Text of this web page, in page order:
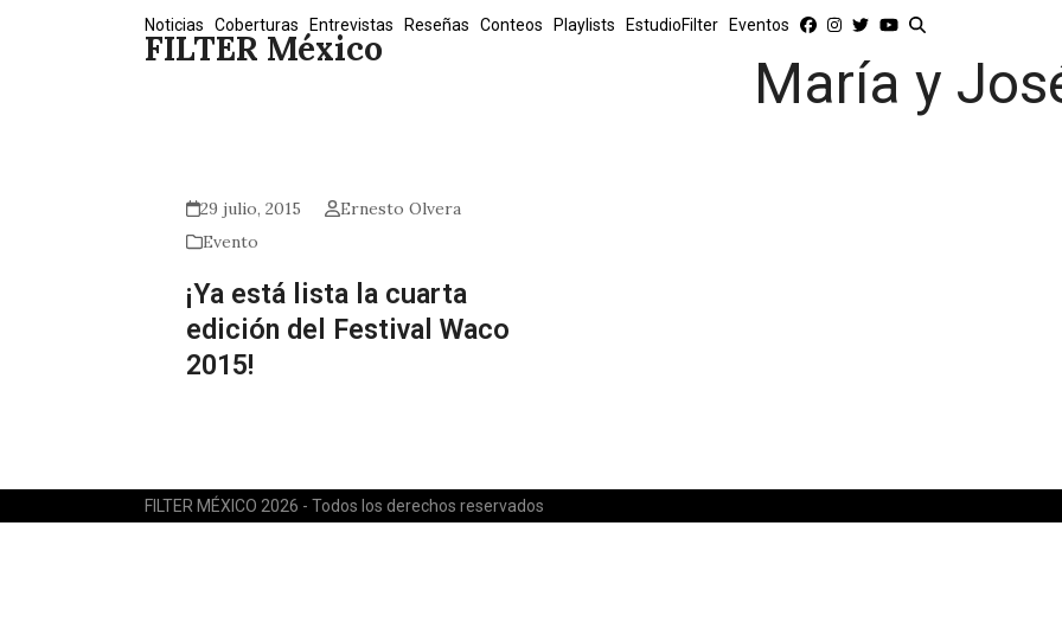
FILTER México
Noticias Coberturas Entrevistas Reseñas Conteos Playlists EstudioFilter Eventos
María y
29 julio, 2015
Ernesto Olvera
Evento
¡Ya está lista la cuarta
edición del Festival Waco
2015!
FILTER MÉXICO 2026 - Todos los derechos reservados